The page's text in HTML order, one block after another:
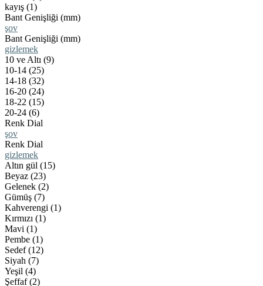
kayış (1)
Bant Genişliği (mm)
şov
Bant Genişliği (mm)
gizlemek
10 ve Altı (9)
10-14 (25)
14-18 (32)
16-20 (24)
18-22 (15)
20-24 (6)
Renk Dial
şov
Renk Dial
gizlemek
Altın gül (15)
Beyaz (23)
Gelenek (2)
Gümüş (7)
Kahverengi (1)
Kırmızı (1)
Mavi (1)
Pembe (1)
Sedef (12)
Siyah (7)
Yeşil (4)
Şeffaf (2)